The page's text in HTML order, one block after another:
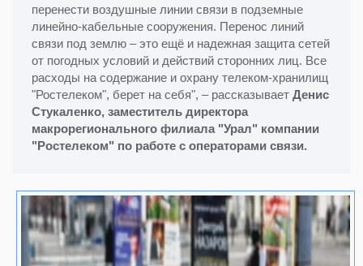
перенести воздушные линии связи в подземные
линейно-кабельные сооружения. Перенос линий
связи под землю – это ещё и надежная защита сетей
от погодных условий и действий сторонних лиц. Все
расходы на содержание и охрану телеком-хранилищ
"Ростелеком", берет на себя", – рассказывает Денис
Стукаленко, заместитель директора
макрорегионального филиала "Урал" компании
"Ростелеком" по работе с операторами связи.